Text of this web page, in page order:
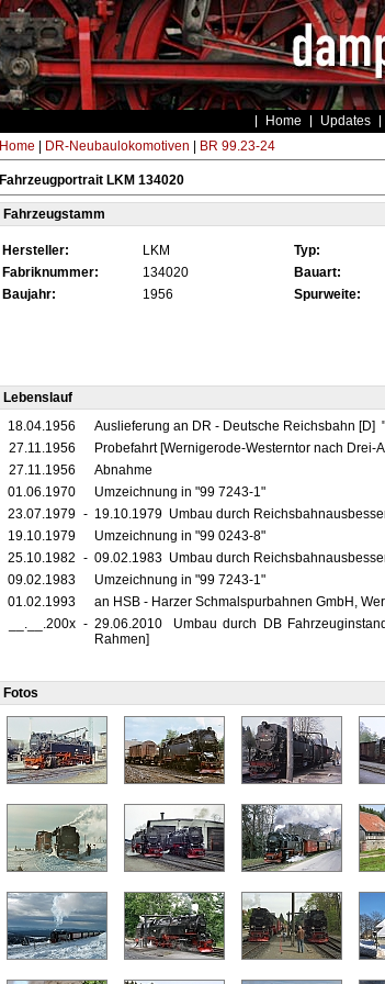
Home Updates
Home DR-Neubaulokomotiven BR 99.23-24
Fahrzeugportrait LKM 134020
Fahrzeugstamm
Hersteller: LKM Typ:
Fabriknummer:
134020 Bauart:
Baujahr:
1956 Spurweite:
Lebenslauf
18.04.1956
Auslieferung an DR - Deutsche Reichsbahn [D]
27.11.1956
Probefahrt [Wernigerode-Westerntor nach Drei-
27.11.1956
Abnahme
01.06.1970
Umzeichnung in "99 7243-1"
23.07.1979 - 19.10.1979 Umbau durch
19.10.1979
Umzeichnung in "99 0243-8"
25.10.1982 - 09.02.1983 Umbau durch
09.02.1983
Umzeichnung in "99 7243-1"
01.02.1993
an HSB - Harzer Schmalspurbahnen GmbH,
__.__.200x - 29.06.2010 Umbau durch DB
Rahmen]
Fotos